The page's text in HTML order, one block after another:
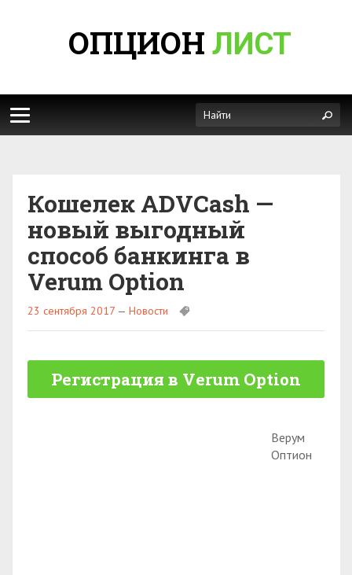
ОПЦИОН ЛИСТ
Кошелек ADVCash —
новый выгодный
способ банкинга в
Verum Option
23 сентября 2017 — Новости
Регистрация в Verum Option
Верум
Оптион